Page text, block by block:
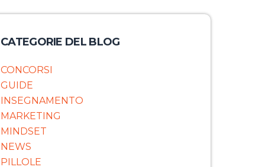
CATEGORIE DEL BLOG
CONCORSI
GUIDE
INSEGNAMENTO
MARKETING
MINDSET
NEWS
PILLOLE